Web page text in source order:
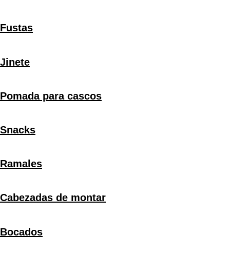
Fustas
Jinete
Pomada para cascos
Snacks
Ramales
Cabezadas de montar
Bocados